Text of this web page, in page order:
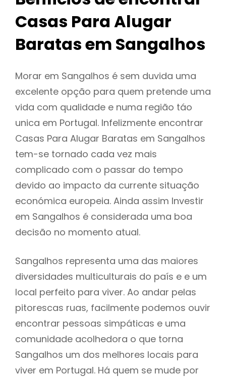
Casas Para Alugar
Baratas em Sangalhos
Morar em Sangalhos é sem duvida uma
excelente opção para quem pretende uma
vida com qualidade e numa região táo
unica em Portugal. Infelizmente encontrar
Casas Para Alugar Baratas em Sangalhos
tem-se tornado cada vez mais
complicado com o passar do tempo
devido ao impacto da currente situação
económica europeia. Ainda assim Investir
em Sangalhos é considerada uma boa
decisão no momento atual.
Sangalhos representa uma das maiores
diversidades multiculturais do país e e um
local perfeito para viver. Ao andar pelas
pitorescas ruas, facilmente podemos ouvir
encontrar pessoas simpáticas e uma
comunidade acolhedora o que torna
Sangalhos um dos melhores locais para
viver em Portugal. Há quem se mude por